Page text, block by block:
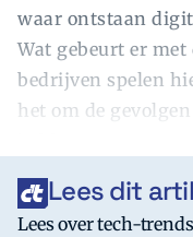
waar ontstaan
Wat gebeurt er
bedrijven spelen
het om de
Lees dit
Lees over tech-